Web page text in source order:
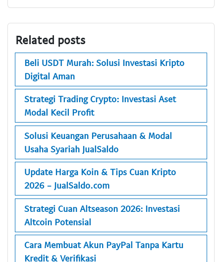
Related posts
Beli USDT Murah: Solusi Investasi Kripto
Digital Aman
Strategi Trading Crypto: Investasi Aset
Modal Kecil Profit
Solusi Keuangan Perusahaan & Modal
Usaha Syariah JualSaldo
Update Harga Koin & Tips Cuan Kripto
2026 - JualSaldo.com
Strategi Cuan Altseason 2026: Investasi
Altcoin Potensial
Cara Membuat Akun PayPal Tanpa Kartu
Kredit & Verifikasi